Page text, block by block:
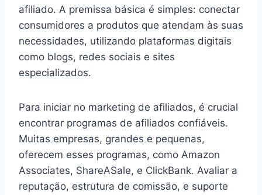
afiliado. A premissa básica é simples: conectar
consumidores a produtos que atendam às suas
necessidades, utilizando plataformas digitais
como blogs, redes sociais e sites
especializados.
Para iniciar no marketing de afiliados, é crucial
encontrar programas de afiliados confiáveis.
Muitas empresas, grandes e pequenas,
oferecem esses programas, como Amazon
Associates, ShareASale, e ClickBank. Avaliar a
reputação, estrutura de comissão, e suporte